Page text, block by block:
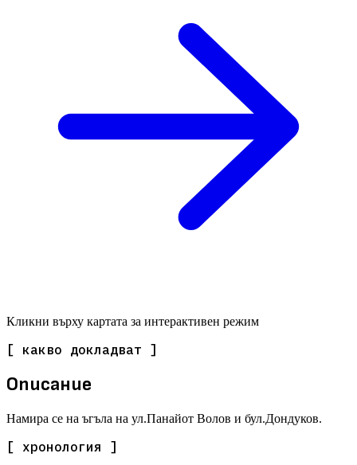
Кликни върху картата за интерактивен режим
[ какво докладват ]
Описание
Намира се на ъгъла на ул.Панайот Волов и бул.Дондуков.
[ хронология ]